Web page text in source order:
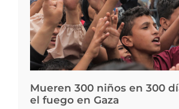
Mueren 300 niños en 300
el fuego en Gaza